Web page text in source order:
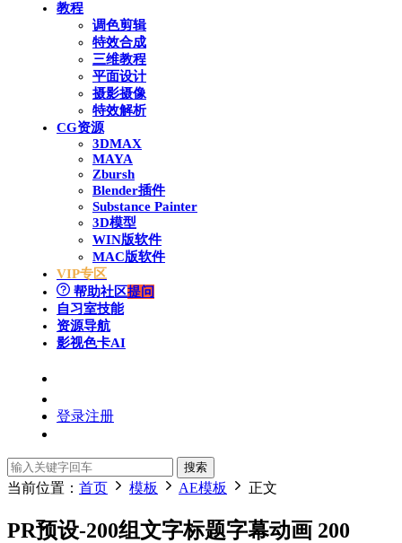
教程
调色剪辑
特效合成
三维教程
平面设计
摄影摄像
特效解析
CG资源
3DMAX
MAYA
Zbursh
Blender插件
Substance Painter
3D模型
WIN版软件
MAC版软件
VIP专区
帮助社区提问
自习室技能
资源导航
影视色卡AI
登录注册
搜索
当前位置： 首页 模板 AE模板 正文
PR预设-200组文字标题字幕动画 200